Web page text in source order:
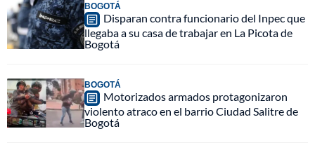
BOGOTÁ
Disparan contra funcionario del Inpec que
llegaba a su casa de trabajar en La Picota de
Bogotá
BOGOTÁ
Motorizados armados protagonizaron
violento atraco en el barrio Ciudad Salitre de
Bogotá